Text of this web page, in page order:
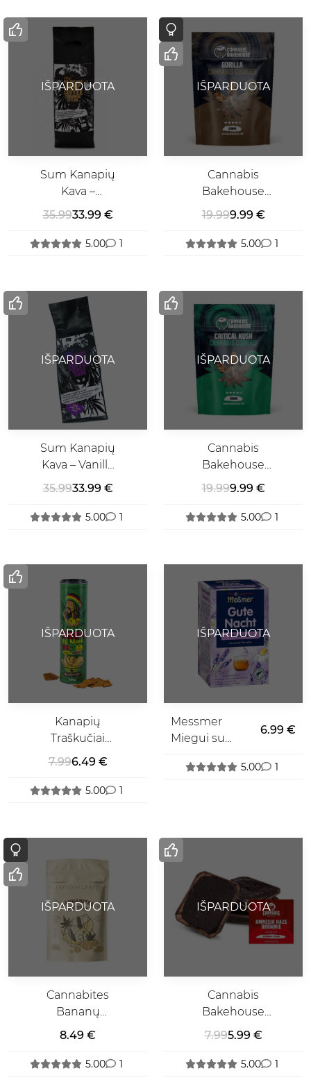
IŠPARDUOTA
Sum Kanapių
Kava –
Cinnamon
35.9933.99 €
5.00 1
IŠPARDUOTA
Cannabis
Bakehouse
Gorilla
19.999.99 €
5.00 1
IŠPARDUOTA
Sum Kanapių
Kava – Vanilla
Dream
35.9933.99 €
5.00 1
IŠPARDUOTA
Cannabis
Bakehouse
Critical Kush
19.999.99 €
5.00 1
IŠPARDUOTA
Kanapių
Traškučiai
Euphoria, 100
7.996.49 €
5.00 1
IŠPARDUOTA
Messmer
Miegui su
Arbata
6.99 €
5.00 1
IŠPARDUOTA
Cannabites
Bananų
Kubeliai Su
Žiedais
8.49 €
5.00 1
IŠPARDUOTA
Cannabis
Bakehouse
Amnesia
7.995.99 €
5.00 1